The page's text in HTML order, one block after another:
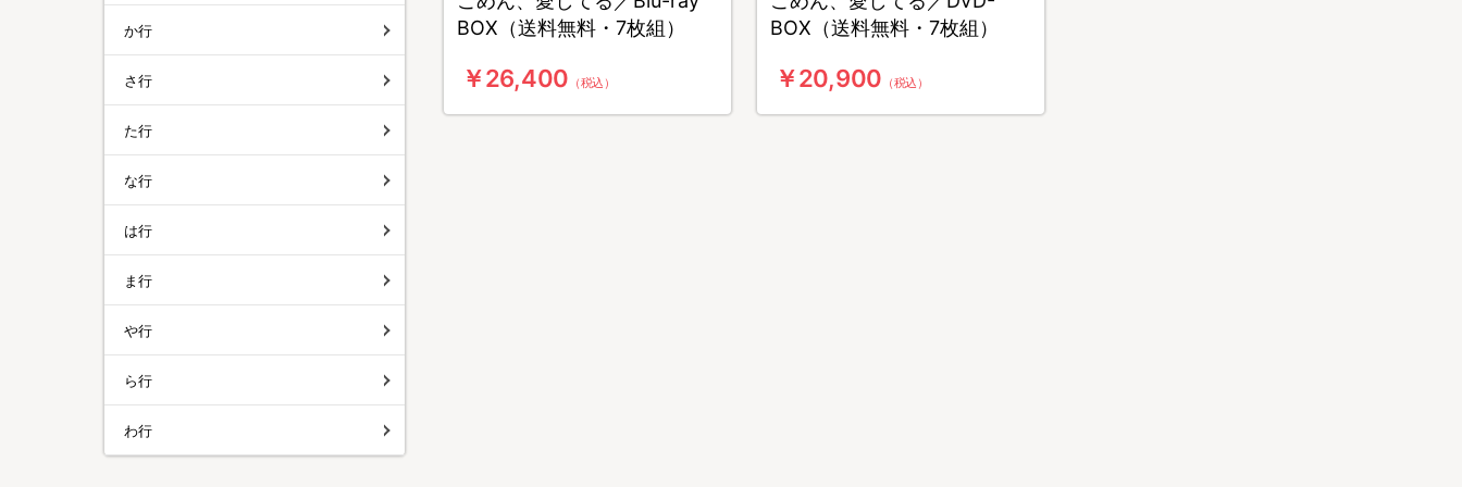
BOX（送料無料・7枚組）
￥26,400 （税込）
BOX（送料無料・7枚組）
￥20,900 （税込）
か行
さ行
た行
な行
は行
ま行
や行
ら行
わ行